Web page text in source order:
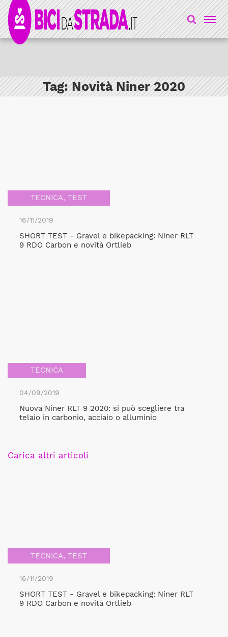
Tag:Novità Niner 2020
TECNICA, TEST
16/11/2019
SHORT TEST - Gravel e bikepacking: Niner RLT
9 RDO Carbon e novità Ortlieb
TECNICA
04/09/2019
Nuova Niner RLT 9 2020: si può scegliere tra
telaio in carbonio, acciaio o alluminio
Carica altri articoli
TECNICA, TEST
16/11/2019
SHORT TEST - Gravel e bikepacking: Niner RLT
9 RDO Carbon e novità Ortlieb